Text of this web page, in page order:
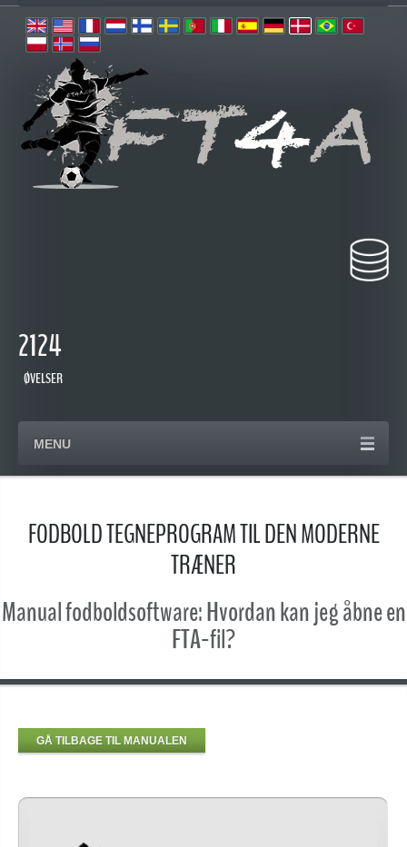
2124
ØVELSER
MENU
FODBOLD TEGNEPROGRAM TIL DEN MODERNE
TRÆNER
Manual fodboldsoftware: Hvordan kan jeg åbne en
FTA-fil?
GÅ TILBAGE TIL MANUALEN